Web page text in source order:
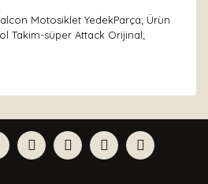
Motosiklet YedekParça; Ürün
Takim-süper Attack Orijinal;
Yorum Yaz
iletebilirsiniz.
teşekkür ederiz.